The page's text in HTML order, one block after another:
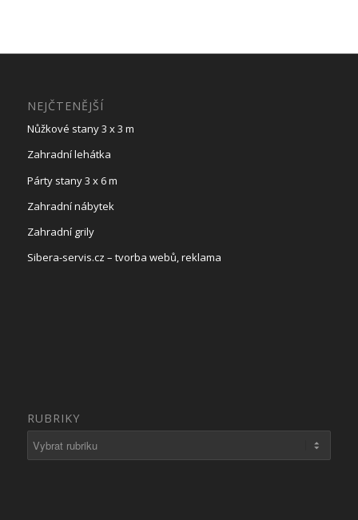
NEJČTENĚJŠÍ
Nůžkové stany 3 x 3 m
Zahradní lehátka
Párty stany 3 x 6 m
Zahradní nábytek
Zahradní grily
Sibera-servis.cz – tvorba webů, reklama
RUBRIKY